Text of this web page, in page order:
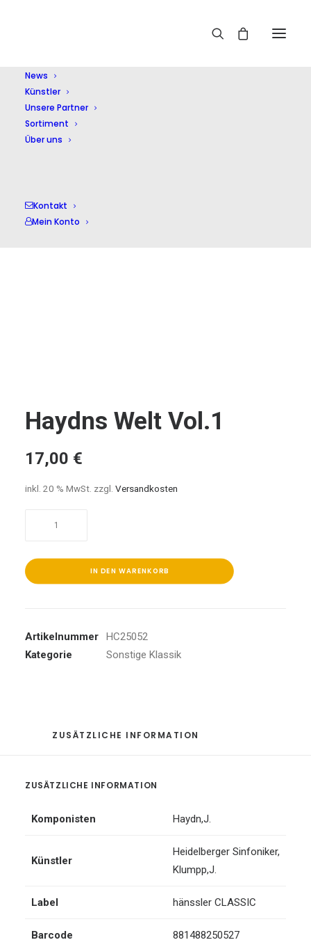
News
Künstler
Unsere Partner
Sortiment
Über uns
Kontakt
Mein Konto
Haydns Welt Vol.1
Haydns Welt Vol.1
17,00 €
inkl. 20 % MwSt. zzgl. Versandkosten
Menge
IN DEN WARENKORB
Artikelnummer
HC25052
Kategorie
Sonstige Klassik
ZUSÄTZLICHE INFORMATION
ZUSÄTZLICHE INFORMATION
Komponisten Haydn,J.
Künstler
Heidelberger Sinfoniker,
Klumpp,J.
Label hänssler CLASSIC
Barcode 881488250527